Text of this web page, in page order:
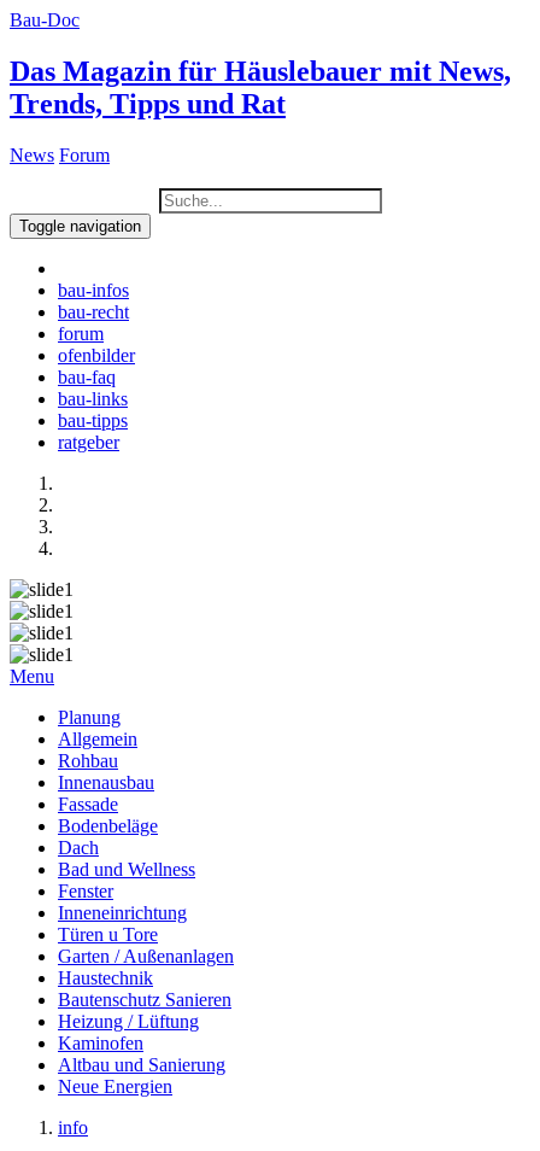
Bau-Doc
Das Magazin für Häuslebauer mit News,
Trends, Tipps und Rat
News Forum
Toggle navigation
bau-infos
bau-recht
forum
ofenbilder
bau-faq
bau-links
bau-tipps
ratgeber
Menu
Planung
Allgemein
Rohbau
Innenausbau
Fassade
Bodenbeläge
Dach
Bad und Wellness
Fenster
Inneneinrichtung
Türen u Tore
Garten / Außenanlagen
Haustechnik
Bautenschutz Sanieren
Heizung / Lüftung
Kaminofen
Altbau und Sanierung
Neue Energien
info